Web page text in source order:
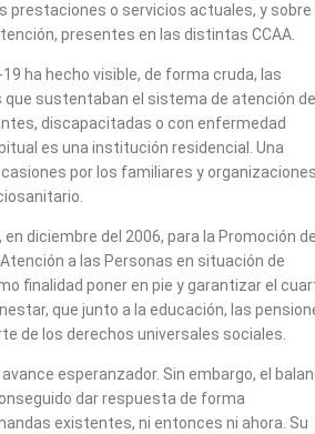
prestaciones o servicios actuales, y sobre
presentes en las distintas CCAA.
ha hecho visible, de forma cruda, las
sustentaban el sistema de atención de
discapacitadas o con enfermedad
es una institución residencial. Una
por los familiares y
en diciembre del 2006, para la Promoción
a las Personas en situación de
finalidad poner en pie y garantizar el
que junto a la educación, las
de los derechos universales sociales.
esperanzador. Sin embargo, el
dar respuesta de forma
existentes, ni entonces ni ahora. Su